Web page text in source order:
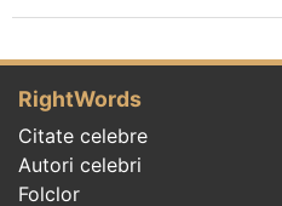
RightWords
Citate celebre
Autori celebri
Folclor